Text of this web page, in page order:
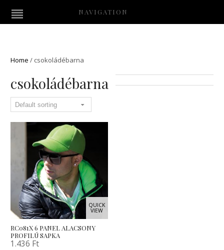
NAVIGATION
Home / csokoládébarna
csokoládébarna
QUICK
VIEW
RC081X 6 PANEL ALACSONY
PROFILÚ SAPKA
1.436 Ft